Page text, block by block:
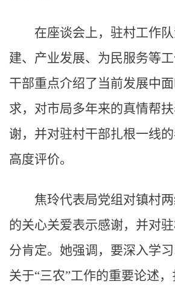
在座谈会上，驻村工作
建、产业发展、为民服务等
干部重点介绍了当前发展中
求，对市局多年来的真情帮
谢，并对驻村干部扎根一线
高度评价。
焦玲代表局党组对镇村
的关心关爱表示感谢，并对
分肯定。她强调，要深入学
关于“三农”工作的重要论述